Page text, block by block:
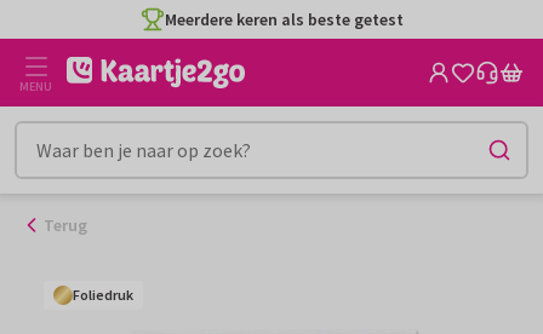
naar
inhoud
Meerdere keren als beste getest
MENU
Terug
Foliedruk
Foliedruk
Foliedruk
Foliedruk
Foliedruk